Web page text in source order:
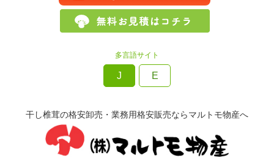
多言語サイト
J E
干し椎茸の格安卸売・業務用格安販売ならマルトモ物産へ